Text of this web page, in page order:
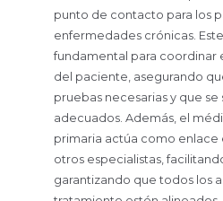
punto de contacto para los
enfermedades crónicas.
fundamental para coordinar
del paciente, asegurando
pruebas necesarias y que
adecuados. Además, el
primaria actúa como
otros especialistas,
garantizando que todos los